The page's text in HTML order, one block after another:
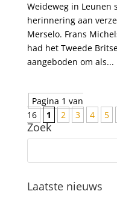
Weideweg in Leunen
herinnering aan
Merselo. Frans
had het Tweede
aangeboden om als...
Pagina 1 van
16
1 2 3 4 5
Zoek
Laatste nieuws